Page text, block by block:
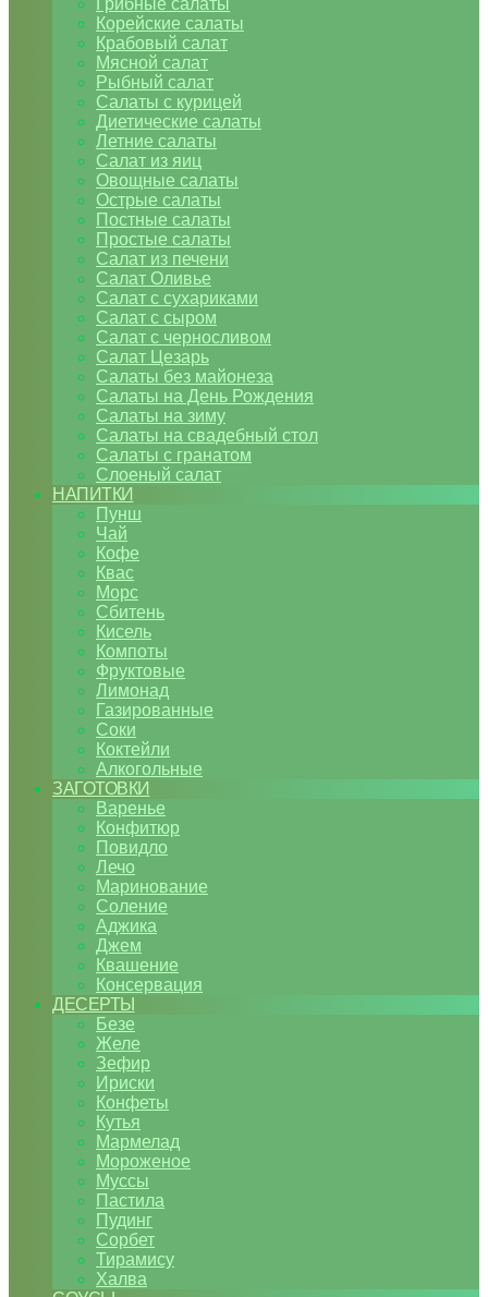
Грибные салаты
Корейские салаты
Крабовый салат
Мясной салат
Рыбный салат
Салаты с курицей
Диетические салаты
Летние салаты
Салат из яиц
Овощные салаты
Острые салаты
Постные салаты
Простые салаты
Салат из печени
Салат Оливье
Салат с сухариками
Салат с сыром
Салат с черносливом
Салат Цезарь
Салаты без майонеза
Салаты на День Рождения
Салаты на зиму
Салаты на свадебный стол
Салаты с гранатом
Слоеный салат
НАПИТКИ
Пунш
Чай
Кофе
Квас
Морс
Сбитень
Кисель
Компоты
Фруктовые
Лимонад
Газированные
Соки
Коктейли
Алкогольные
ЗАГОТОВКИ
Варенье
Конфитюр
Повидло
Лечо
Маринование
Соление
Аджика
Джем
Квашение
Консервация
ДЕСЕРТЫ
Безе
Желе
Зефир
Ириски
Конфеты
Кутья
Мармелад
Мороженое
Муссы
Пастила
Пудинг
Сорбет
Тирамису
Халва